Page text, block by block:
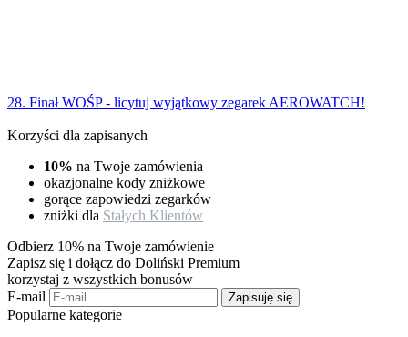
28. Finał WOŚP - licytuj wyjątkowy zegarek AEROWATCH!
Korzyści dla zapisanych
10% na Twoje zamówienia
okazjonalne kody zniżkowe
gorące zapowiedzi zegarków
zniżki dla Stałych Klientów
Odbierz 10% na Twoje zamówienie
Zapisz się i dołącz do Doliński Premium
korzystaj z wszystkich bonusów
E-mail
Zapisuję się
Popularne kategorie